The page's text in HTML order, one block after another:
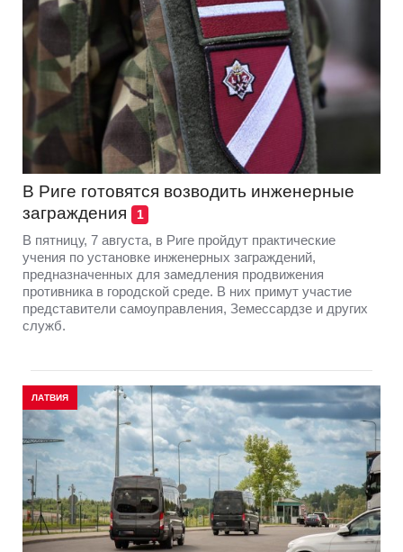
В Риге готовятся возводить инженерные
заграждения
1
В пятницу, 7 августа, в Риге пройдут практические
учения по установке инженерных заграждений,
предназначенных для замедления продвижения
противника в городской среде. В них примут участие
представители самоуправления, Земессардзе и других
служб.
ЛАТВИЯ